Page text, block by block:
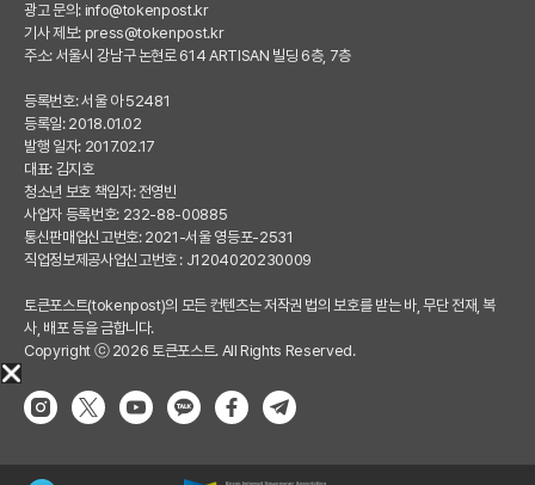
광고 문의: info@tokenpost.kr
기사 제보: press@tokenpost.kr
주소: 서울시 강남구 논현로 614 ARTISAN 빌딩 6층, 7층
등록번호: 서울 아 52481
등록일: 2018.01.02
발행 일자: 2017.02.17
대표: 김지호
청소년 보호 책임자: 전영빈
사업자 등록번호: 232-88-00885
통신판매업신고번호: 2021-서울 영등포-2531
직업정보제공사업신고번호 : J1204020230009
토큰포스트(tokenpost)의 모든 컨텐츠는 저작권 법의 보호를 받는 바, 무단 전재, 복
사, 배포 등을 금합니다.
Copyright ⓒ 2026 토큰포스트. All Rights Reserved.